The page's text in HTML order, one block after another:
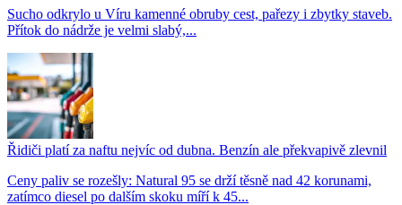
Sucho odkrylo u Víru kamenné obruby cest, pařezy i zbytky staveb.
Přítok do nádrže je velmi slabý,...
Řidiči platí za naftu nejvíc od dubna. Benzín ale překvapivě zlevnil
Ceny paliv se rozešly: Natural 95 se drží těsně nad 42 korunami,
zatímco diesel po dalším skoku míří k 45...